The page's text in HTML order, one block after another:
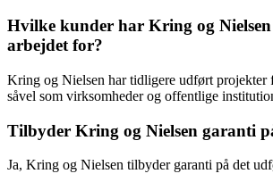
Hvilke kunder har Kring og
arbejdet for?
Kring og Nielsen har tidligere udført projekter
såvel som virksomheder og offentlige
Tilbyder Kring og Nielsen garanti
Ja, Kring og Nielsen tilbyder garanti på det